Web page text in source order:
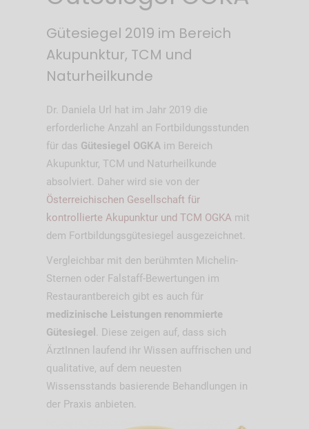
Gütesiegel 2019 im Bereich
Akupunktur, TCM und
Naturheilkunde
Dr. Daniela Url hat im Jahr 2019 die
erforderliche Anzahl an Fortbildungsstunden
für das Gütesiegel OGKAim Bereich
Akupunktur, TCM und Naturheilkunde
absolviert. Daher wird sie von der
Österreichischen Gesellschaft für
kontrollierte Akupunktur und TCM OGKA mit
dem Fortbildungsgütesiegel ausgezeichnet.
Vergleichbar mit den berühmten Michelin-
Sternen oder Falstaff-Bewertungen im
Restaurantbereich gibt es auch für
medizinische Leistungen renommierte
Gütesiegel . Diese zeigen auf, dass sich
ÄrztInnen laufend ihr Wissen auffrischen und
qualitative, auf dem neuesten
Wissensstands basierende Behandlungen in
der Praxis anbieten.